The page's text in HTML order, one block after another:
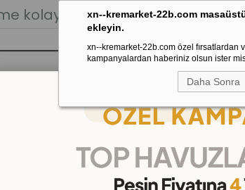
xn--kremarket-22b.com
ekleyin.
xn--kremarket-22b.com özel fırsatlardan
kampanyalardan haberiniz olsun ister
Daha Sonra
kolaylığı. Stoktan Gönderim.%
Odası Kaydırak Salıncak
Expert Damperli Kamyon